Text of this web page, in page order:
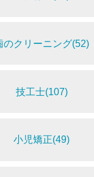
のクリーニング(52)
技工士(107)
小児矯正(49)